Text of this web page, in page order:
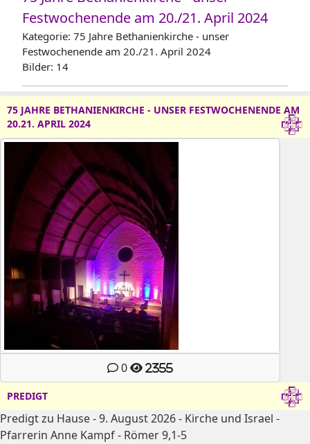
Festwochenende am 20./21. April 2024
Kategorie: 75 Jahre Bethanienkirche - unser
Festwochenende am 20./21. April 2024
Bilder: 14
75 JAHRE BETHANIENKIRCHE - UNSER FESTWOCHENENDE AM
20.21. APRIL 2024
0 2355
PREDIGT
Predigt zu Hause - 9. August 2026 - Kirche und Israel -
Pfarrerin Anne Kampf - Römer 9,1-5